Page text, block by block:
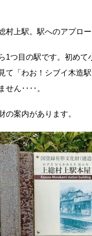
村上駅。駅へのアプロ
1つ目の駅です。初め
て「わお！シブイ木造
ん････。
の案内があります。